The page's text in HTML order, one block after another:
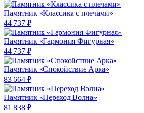
Памятник «Классика c плечами»
44 737 ₽
Памятник «Гармония Фигурная»
44 737 ₽
Памятник «Спокойствие Арка»
83 664 ₽
Памятник «Переход Волна»
81 838 ₽